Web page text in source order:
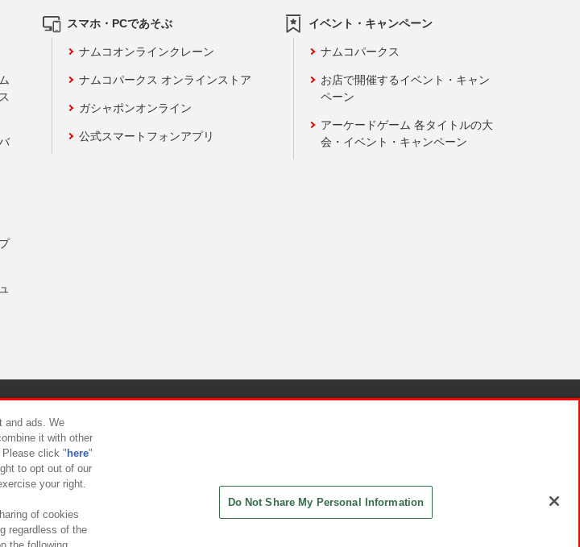
スマホ・PCであそぶ
ナムコオンラインクレーン
ナムコパークス オンラインストア
ガシャポンオンライン
公式スマートフォンアプリ
イベント・キャンペーン
ナムコパークス
お店で開催するイベント・キャン
ペーン
アーケードゲーム 各タイトルの大
会・イベント・キャンペーン
スメント対応方針
and ads. We
it with other
Please click " here"
to opt out of our
your right.
of cookies
regardless of the
Do Not Share My Personal Information